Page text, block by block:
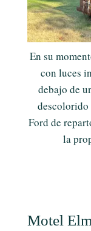
En su
con luces
debajo de
descolorido
Ford de
la
Motel Elm